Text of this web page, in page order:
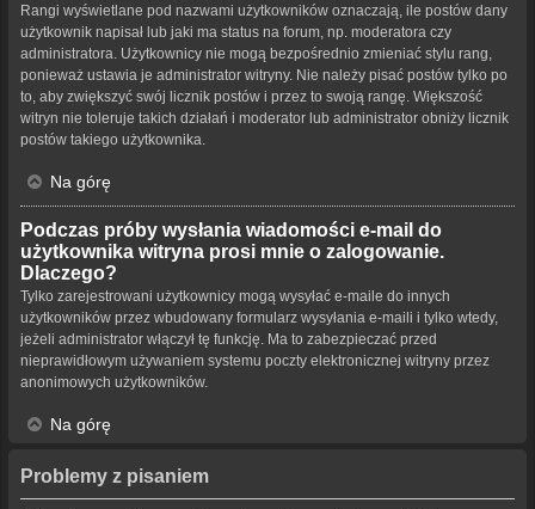
Rangi wyświetlane pod nazwami użytkowników oznaczają, ile postów dany
użytkownik napisał lub jaki ma status na forum, np. moderatora czy
administratora. Użytkownicy nie mogą bezpośrednio zmieniać stylu rang,
ponieważ ustawia je administrator witryny. Nie należy pisać postów tylko po
to, aby zwiększyć swój licznik postów i przez to swoją rangę. Większość
witryn nie toleruje takich działań i moderator lub administrator obniży licznik
postów takiego użytkownika.
Na górę
Podczas próby wysłania wiadomości e-mail do
użytkownika witryna prosi mnie o zalogowanie.
Dlaczego?
Tylko zarejestrowani użytkownicy mogą wysyłać e-maile do innych
użytkowników przez wbudowany formularz wysyłania e-maili i tylko wtedy,
jeżeli administrator włączył tę funkcję. Ma to zabezpieczać przed
nieprawidłowym używaniem systemu poczty elektronicznej witryny przez
anonimowych użytkowników.
Na górę
Problemy z pisaniem